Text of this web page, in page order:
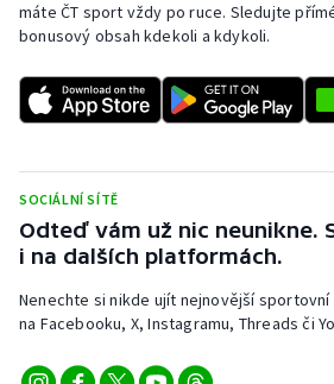
Sportovní střelba
Stolní tenis
Veslování
Vodní slalom
Volejbal
Ostatní
máte ČT sport vždy po ruce. Sledujte
bonusový obsah kdekoli a kdykoli.
SOCIÁLNÍ SÍTĚ
Odteď vám už nic neunikne.
i na dalších platformách.
Nenechte si nikde ujít nejnovější sportovní
na Facebooku, X, Instagramu, Threads či